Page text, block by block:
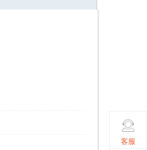
客服